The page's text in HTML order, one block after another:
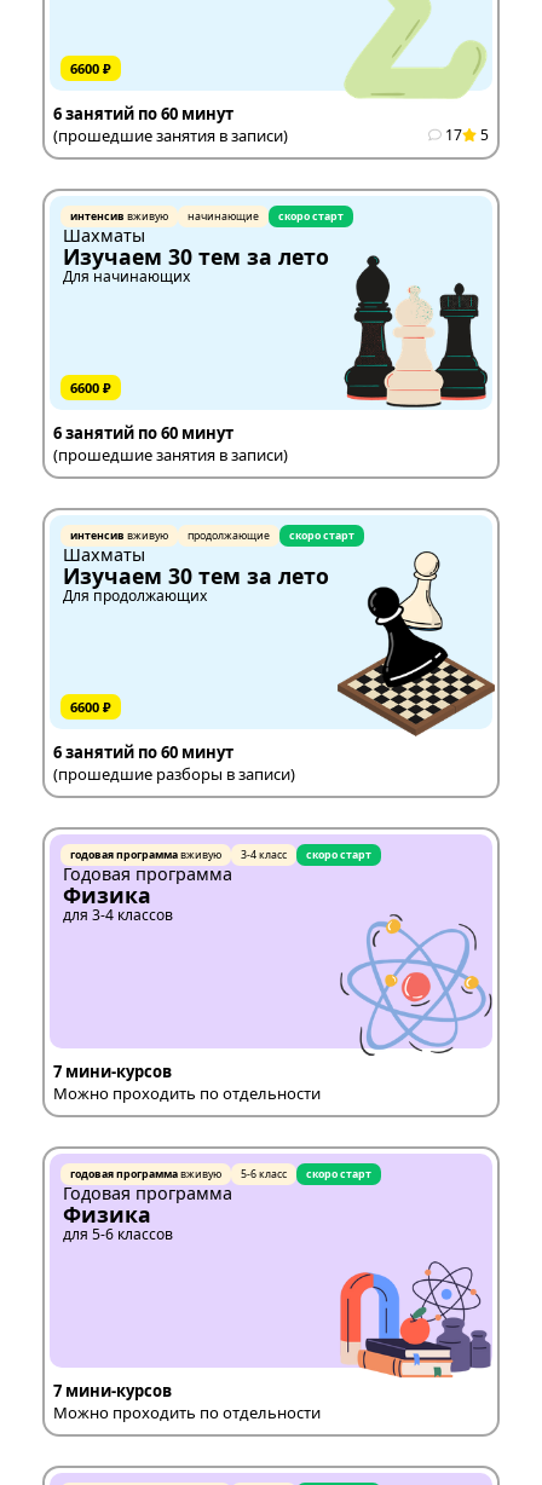
6600 ₽
6 занятий по 60 минут
(прошедшие занятия в записи)
17 5
интенсив вживую начинающие скоро старт
Шахматы
Изучаем 30 тем за лето
Для начинающих
6600 ₽
6 занятий по 60 минут
(прошедшие занятия в записи)
интенсив вживую продолжающие скоро старт
Шахматы
Изучаем 30 тем за лето
Для продолжающих
6600 ₽
6 занятий по 60 минут
(прошедшие разборы в записи)
годовая программавживую 3-4 класс скоро старт
Годовая программа
Физика
для 3-4 классов
7 мини-курсов
Можно проходить по отдельности
годовая программавживую 5-6 класс скоро старт
Годовая программа
Физика
для 5-6 классов
7 мини-курсов
Можно проходить по отдельности